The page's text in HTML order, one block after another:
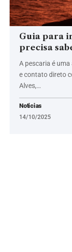
Guia para
precisa
A pescaria é
e contato direto
Alves,…
Noticias
14/10/2025